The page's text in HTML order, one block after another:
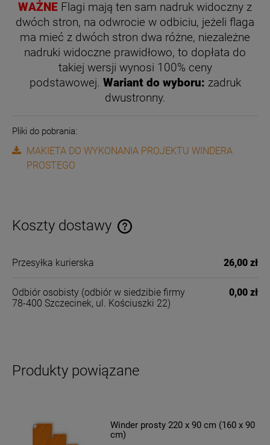
WAŻNE Flagi mają ten sam nadruk widoczny z
dwóch stron, na odwrocie w odbiciu, jeżeli flaga
ma mieć z dwóch stron dwa różne, niezależne
nadruki widoczne prawidłowo, to dopłata do
takiej wersji wynosi 100% ceny
podstawowej. Wariant do wyboru: zadruk
dwustronny.
Pliki do pobrania:
MAKIETA DO WYKONANIA PROJEKTU WINDERA
PROSTEGO
Koszty dostawy
Cena nie zawiera ewentualnych kosztów płatności
Przesyłka kurierska 26,00 zł
Odbiór osobisty (odbiór w siedzibie firmy
78-400 Szczecinek, ul. Kościuszki 22)
0,00 zł
Produkty powiązane
Winder prosty 220 x 90 cm (160 x 90
cm)